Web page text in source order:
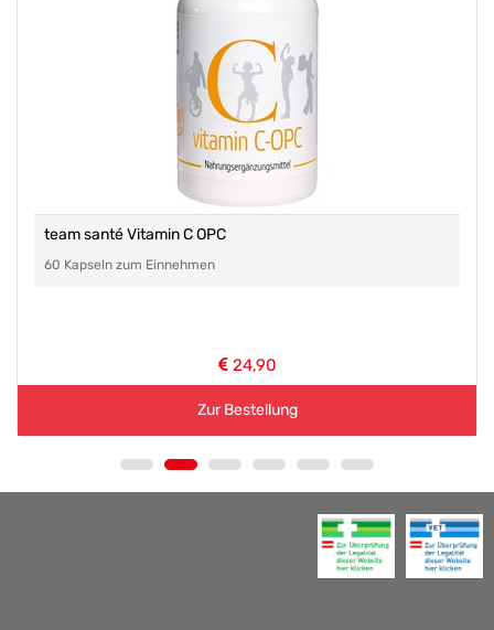
team santé Vitamin C OPC
60 Kapseln zum Einnehmen
24,90
Zur Bestellung